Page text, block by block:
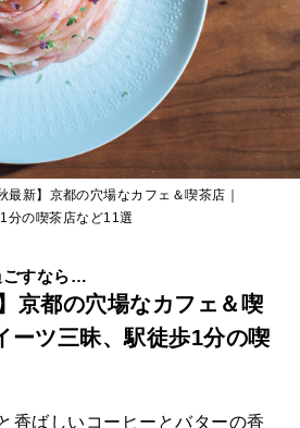
最新】京都の穴場なカフェ＆喫茶店｜
分の喫茶店など11選
ごすなら…
京都の穴場なカフェ＆喫
ーツ三昧、駅徒歩1分の喫
香ばしいコーヒーとバターの香